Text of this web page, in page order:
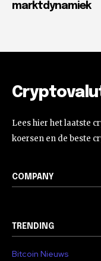
marktdynamiek
Lees hier het laatste
koersen en de beste
COMPANY
TRENDING
Bitcoin Nieuws